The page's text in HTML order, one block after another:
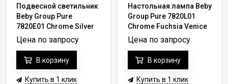
Подвесной светильник
Beby Group Pure
7820E01 Chrome Silver
Cortina 017 - rose
Цена по запросу
В корзину
Купить в 1 клик
Настольная лампа Beby
Group Pure 7820L01
Chrome Fuchsia Venice
017 - rose
Цена по запросу
В корзину
Купить в 1 клик